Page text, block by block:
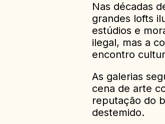
Nas décadas
grandes lofts
estúdios e
ilegal, mas a
encontro
As galerias
cena de arte
reputação do
destemido.